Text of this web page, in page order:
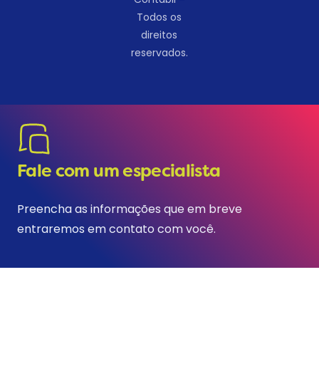
Todos os
direitos
reservados.
Fale com um especialista
Preencha as informações que em breve
entraremos em contato com você.